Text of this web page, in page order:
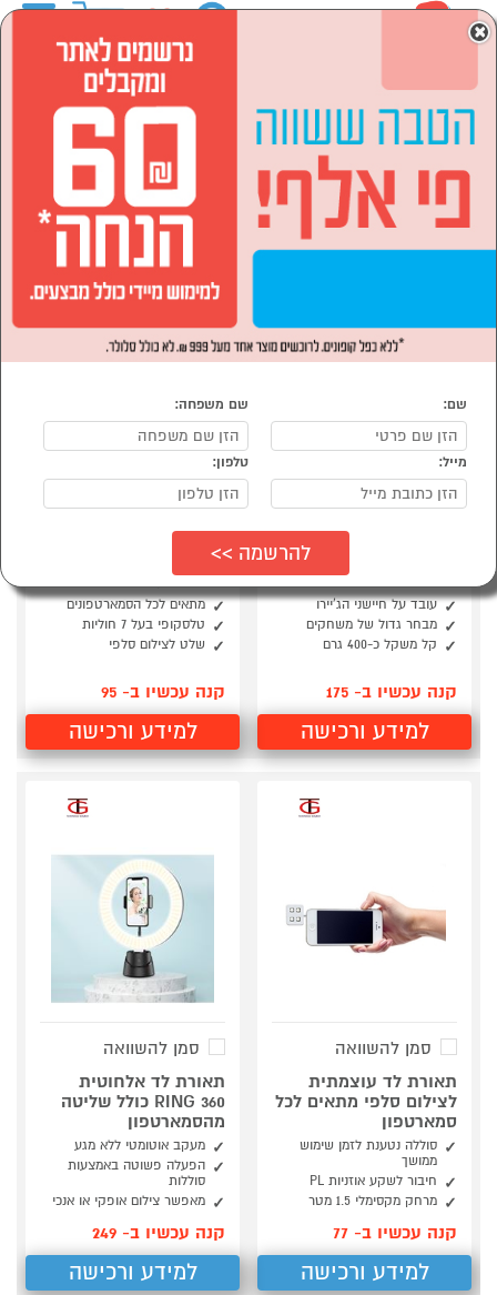
סמארטפונים, שעונים חכמים ואביזרים
סמארטפונים ואביזרים
אביזרים לסמארטפון
גאדג'טים לסמרטפון
גאדג'טים לסמרטפון גרנדטק
נמצאו 4 מוצרי גאדג'טים לסמרטפון של מוצרי גרנדטק
הפופולרים ביותר
סמן להשוואה
משקפי מציאות מדומה
עם תאימות מושלמת
לסמארטפונים
עובד על חיישני הג'יירו
מבחר גדול של משחקים
קל משקל כ-400 גרם
קנה עכשיו ב- 175
למידע ורכישה
סמן להשוואה
מוט הסלפי
לסמארטפונים, עם שלט
לצילום עצמי
מתאים לכל הסמארטפונים
טלסקופי בעל 7 חוליות
שלט לצילום סלפי
קנה עכשיו ב- 95
למידע ורכישה
סמן להשוואה
תאורת לד עוצמתית
לצילום סלפי מתאים לכל
סמארטפון
סוללה נטענת לזמן שימוש
ממושך
חיבור לשקע אוזניות PL
מרחק מקסימלי 1.5 מטר
קנה עכשיו ב- 77
למידע ורכישה
סמן להשוואה
תאורת לד אלחוטית
RING 360 כולל שליטה
מהסמארטפון
מעקב אוטומטי ללא מגע
הפעלה פשוטה באמצעות
סוללות
מאפשר צילום אופקי או אנכי
קנה עכשיו ב- 249
למידע ורכישה
×
שם: שם משפחה:
מייל: טלפון: